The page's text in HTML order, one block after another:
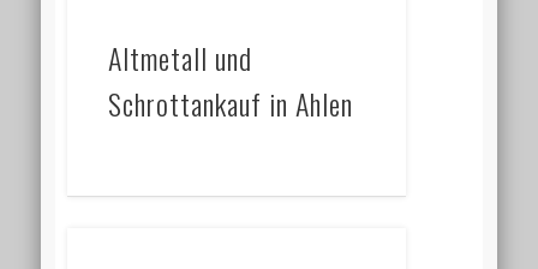
Altmetall und
Schrottankauf in Ahlen